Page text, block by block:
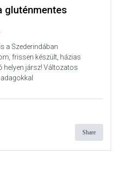
gluténmentes
a Szederindában
frissen készült, házias
helyen jársz! Változatos
Share